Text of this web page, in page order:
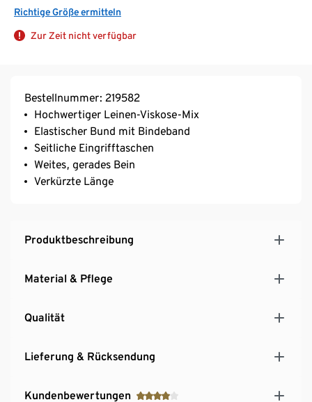
Richtige Größe ermitteln
Zur Zeit nicht verfügbar
Bestellnummer: 219582
Hochwertiger Leinen-Viskose-Mix
Elastischer Bund mit Bindeband
Seitliche Eingrifftaschen
Weites, gerades Bein
Verkürzte Länge
Produktbeschreibung
Material & Pflege
Qualität
Lieferung & Rücksendung
Kundenbewertungen